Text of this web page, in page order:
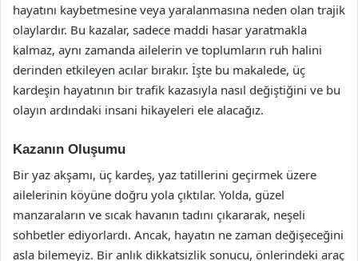
hayatını kaybetmesine veya yaralanmasına neden olan trajik
olaylardır. Bu kazalar, sadece maddi hasar yaratmakla
kalmaz, aynı zamanda ailelerin ve toplumların ruh halini
derinden etkileyen acılar bırakır. İşte bu makalede, üç
kardeşin hayatının bir trafik kazasıyla nasıl değiştiğini ve bu
olayın ardındaki insani hikayeleri ele alacağız.
Kazanın Oluşumu
Bir yaz akşamı, üç kardeş, yaz tatillerini geçirmek üzere
ailelerinin köyüne doğru yola çıktılar. Yolda, güzel
manzaraların ve sıcak havanın tadını çıkararak, neşeli
sohbetler ediyorlardı. Ancak, hayatın ne zaman değişeceğini
asla bilemeyiz. Bir anlık dikkatsizlik sonucu, önlerindeki araç